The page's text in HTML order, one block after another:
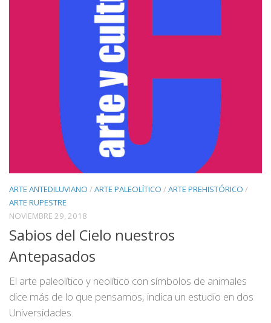
ARTE ANTEDILUVIANO /ARTE PALEOLÍTICO /ARTE PREHISTÓRICO /
ARTE RUPESTRE
NOVIEMBRE 29, 2018
Sabios del Cielo nuestros
Antepasados
El arte paleolítico y neolítico con símbolos de animales
dice más de lo que pensamos, indica un estudio en dos
Universidades.